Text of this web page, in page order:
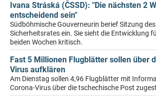
Ivana Stráská (ČSSD): "Die nächsten 2
entscheidend sein"
Südböhmische Gouverneurin berief Sitzung
Sicherheitsrates ein. Sie sieht die Entwicklung
beiden Wochen kritisch.
Fast 5 Millionen Flugblätter sollen über
Virus aufklären
Am Dienstag sollen 4,96 Flugblätter mit
Corona-Virus über die tschechische Post